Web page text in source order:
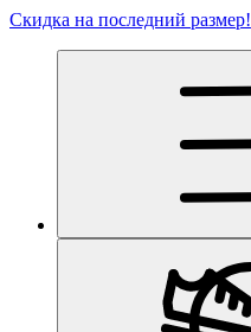
Скидка на последний размер!